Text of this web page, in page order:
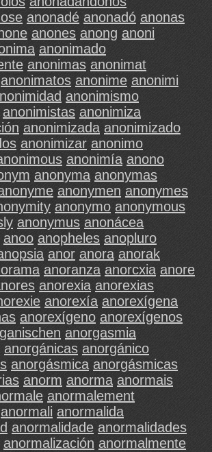
anonadé anonadó anonas
anones anong anoni
anonimado
anonimas anonimat
anonimatos anonime anonimi
anonimismo
anonimistas anonimiza
anonimizada anonimizado
anonimizar anonimo
anonimía anono
anonyma anonymas
anonymen anonymes
anonymo anonymous
anonymus anonácea
anoo anopheles anopluro
anor anora anorak
anoranza anorcxia anore
anorexia anorexias
anorexía anorexígena
anorexígeno anorexígenos
anorgasmia
anorgánicas anorgánico
anorgásmica anorgásmicas
anorm anorma anormais
anormalement
anormali anormalida
anormalidade anormalidades
anormalización anormalmente